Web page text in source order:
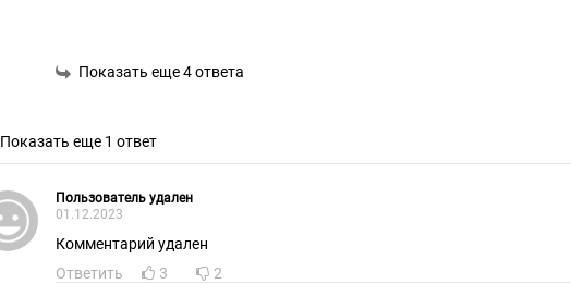
Показать еще 4 ответа
Показать еще 1 ответ
Пользователь удален
01.12.2023
Комментарий удален
Ответить
3 2